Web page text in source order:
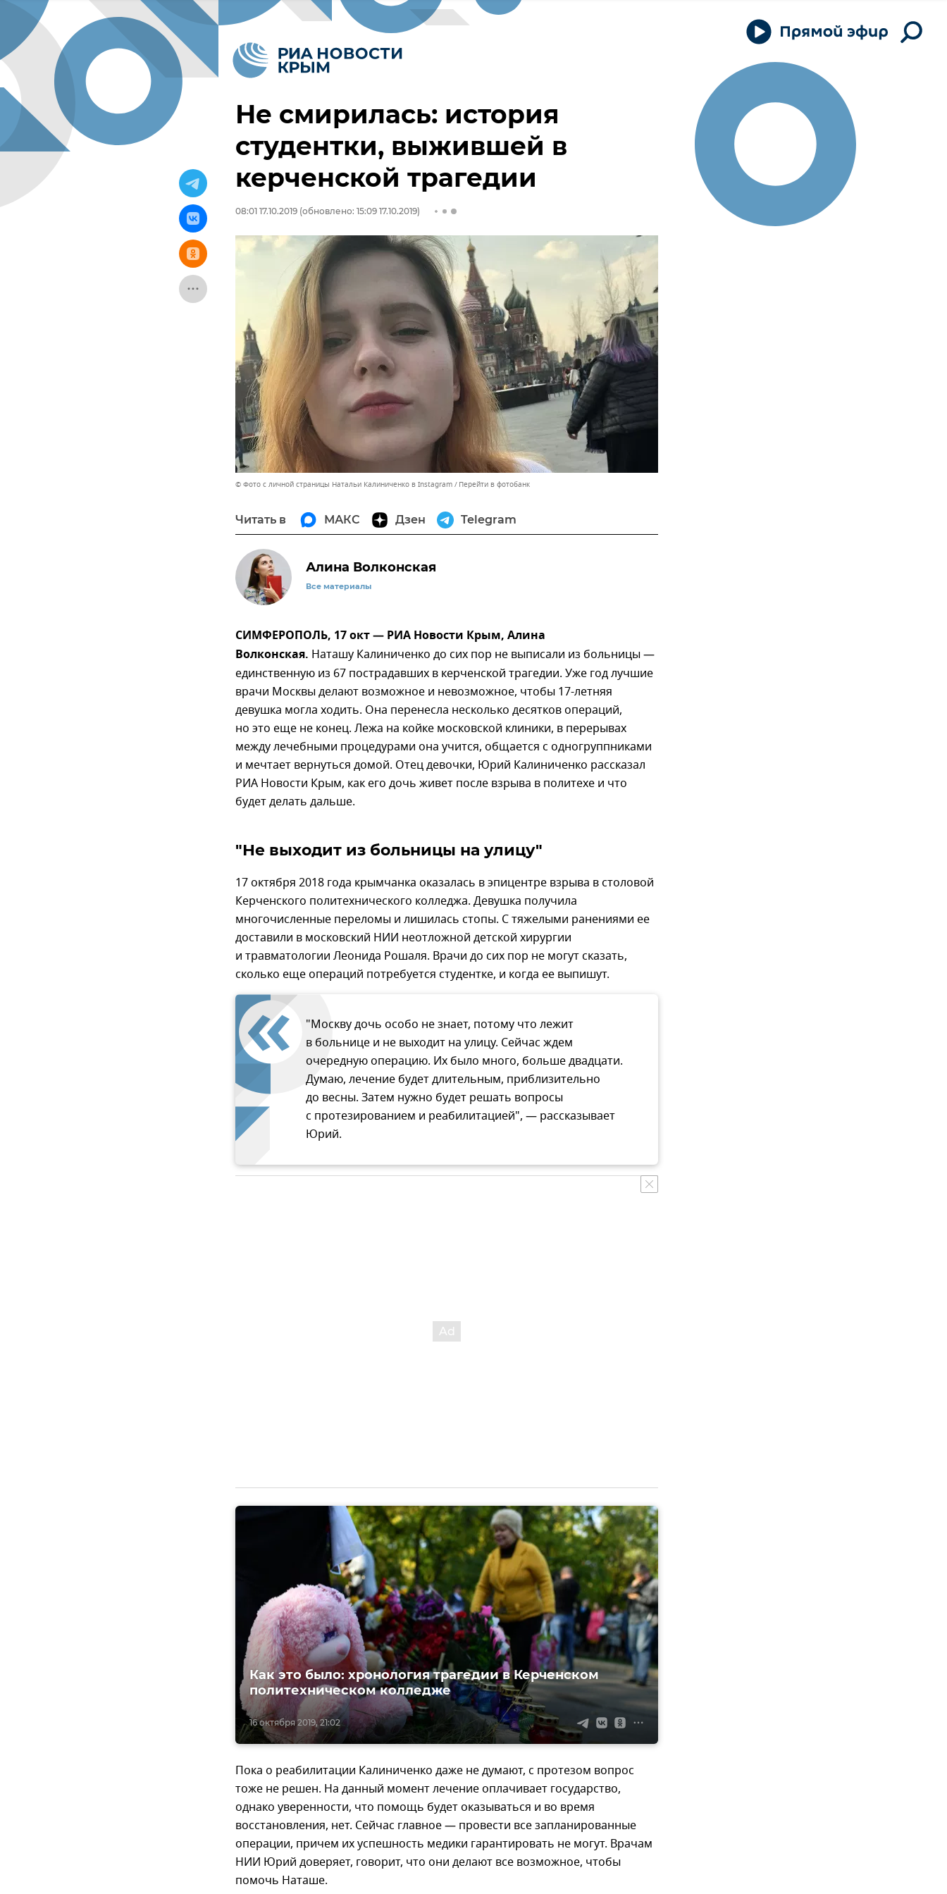
Не смирилась: история
студентки, выжившей в
керченской трагедии
08:01 17.10.2019 (обновлено: 15:09 17.10.2019)
© Фото с личной страницы Натальи Калиниченко в Instagram Перейти в фотобанк
Читать в МАКС Дзен Telegram
Алина Волконская
Все материалы
СИМФЕРОПОЛЬ, 17 окт — РИА Новости Крым, Алина
Волконская. Наташу Калиниченко до сих пор не выписали из больницы —
единственную из 67 пострадавших в керченской трагедии. Уже год лучшие
врачи Москвы делают возможное и невозможное, чтобы 17-летняя
девушка могла ходить. Она перенесла несколько десятков операций,
но это еще не конец. Лежа на койке московской клиники, в перерывах
между лечебными процедурами она учится, общается с одногруппниками
и мечтает вернуться домой. Отец девочки, Юрий Калиниченко рассказал
РИА Новости Крым, как его дочь живет после взрыва в политехе и что
будет делать дальше.
"Не выходит из больницы на улицу"
17 октября 2018 года крымчанка оказалась в эпицентре взрыва в столовой
Керченского политехнического колледжа. Девушка получила
многочисленные переломы и лишилась стопы. С тяжелыми ранениями ее
доставили в московский НИИ неотложной детской хирургии
и травматологии Леонида Рошаля. Врачи до сих пор не могут сказать,
сколько еще операций потребуется студентке, и когда ее выпишут.
"Москву дочь особо не знает, потому что лежит
в больнице и не выходит на улицу. Сейчас ждем
очередную операцию. Их было много, больше двадцати.
Думаю, лечение будет длительным, приблизительно
до весны. Затем нужно будет решать вопросы
с протезированием и реабилитацией", — рассказывает
Юрий.
16 октября 2019, 21:02
Как это было: хронология трагедии в Керченском
политехническом колледже
Пока о реабилитации Калиниченко даже не думают, с протезом вопрос
тоже не решен. На данный момент лечение оплачивает государство,
однако уверенности, что помощь будет оказываться и во время
восстановления, нет. Сейчас главное — провести все запланированные
операции, причем их успешность медики гарантировать не могут. Врачам
НИИ Юрий доверяет, говорит, что они делают все возможное, чтобы
помочь Наташе.